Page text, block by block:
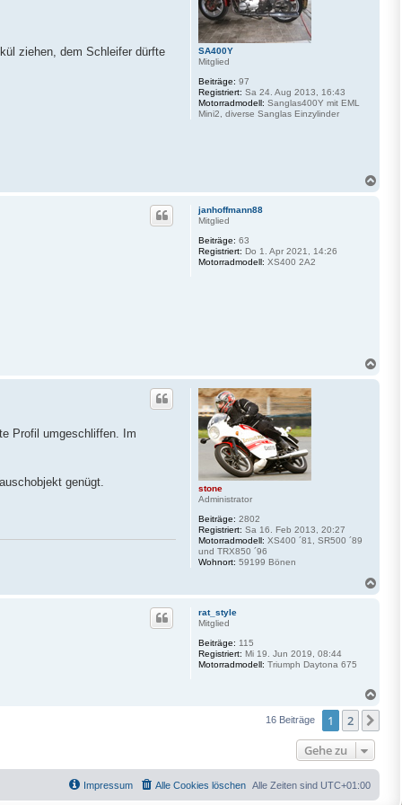
SA400Y
Mitglied
Beiträge: 97
Registriert: Sa 24. Aug 2013, 16:43
Motorradmodell: Sanglas400Y mit EML
Mini2, diverse Sanglas Einzylinder
ziehen, dem Schleifer dürfte
janhoffmann88
Mitglied
Beiträge: 63
Registriert: Do 1. Apr 2021, 14:26
Motorradmodell: XS400 2A2
stone
Administrator
Beiträge: 2802
Registriert: Sa 16. Feb 2013, 20:27
Motorradmodell: XS400 ´81, SR500 ´89
und TRX850 ´96
Wohnort: 59199 Bönen
Profil umgeschliffen. Im
genügt.
rat_style
Mitglied
Beiträge: 115
Registriert: Mi 19. Jun 2019, 08:44
Motorradmodell: Triumph Daytona 675
h
16 Beiträge 1 2
Gehe zu
Alle Zeiten sind UTC+01:00
Alle Cookies löschen
Impressum